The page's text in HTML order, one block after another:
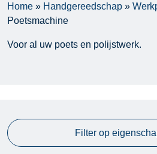
Home » Handgereedschap »
Poetsmachine
Voor al uw poets en polijstwerk.
Filter op